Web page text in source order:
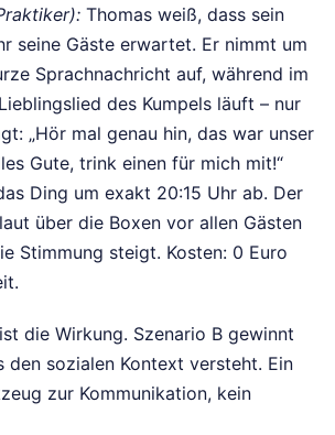
Thomas weiß, dass sein
seine Gäste erwartet. Er nimmt um
Sprachnachricht auf, während im
des Kumpels läuft – nur
„Hör mal genau hin, das war unser
Gute, trink einen für mich mit!“
Ding um exakt 20:15 Uhr ab. Der
über die Boxen vor allen Gästen
Stimmung steigt. Kosten: 0 Euro
die Wirkung. Szenario B gewinnt
den sozialen Kontext versteht. Ein
zur Kommunikation, kein